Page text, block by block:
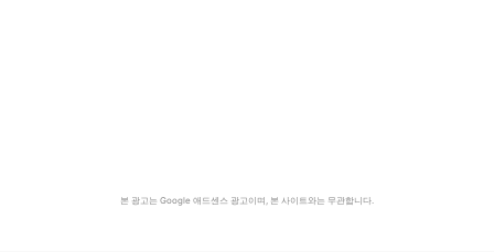
본 광고는 Google 애드센스 광고이며, 본 사이트와는 무관합니다.